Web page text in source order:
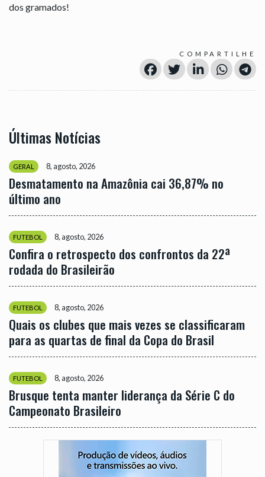
dos gramados!
COMPARTILHE
Últimas Notícias
GERAL 8, agosto, 2026
Desmatamento na Amazônia cai 36,87% no
último ano
FUTEBOL 8, agosto, 2026
Confira o retrospecto dos confrontos da 22ª
rodada do Brasileirão
FUTEBOL 8, agosto, 2026
Quais os clubes que mais vezes se classificaram
para as quartas de final da Copa do Brasil
FUTEBOL 8, agosto, 2026
Brusque tenta manter liderança da Série C do
Campeonato Brasileiro